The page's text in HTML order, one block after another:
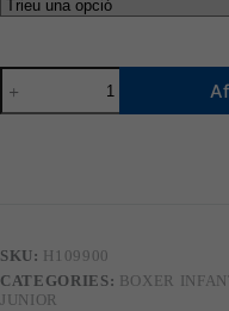
quantitat
de
Pack
60
SKU: H109900
CATEGORIES: BOXER
JUNIOR